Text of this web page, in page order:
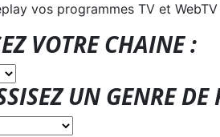
vos programmes TV et
VOTRE CHAINE :
UN GENRE